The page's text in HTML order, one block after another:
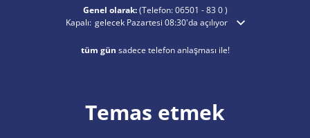
Genel olarak:(Telefon:06501 - 83 0)
Ek açılış veya kapanış saatlerini gizlemek için tıklayın
Kapalı: gelecek Pazartesi 08:30'da açılıyor
tüm gün sadece telefon anlaşması ile!
Temas etmek